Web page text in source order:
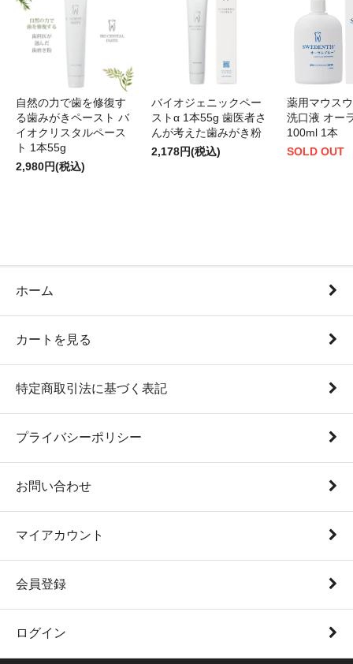
自然の力で歯を修復す
る歯みがきペースト バ
イオクリスタルペース
ト 1本55g
2,980円(税込)
バイオジェニックペー
ストα 1本55g 歯医者さ
んが考えた歯みがき粉
2,178円(税込)
薬用マウス
洗口液 オー
100ml 1本
SOLD OUT
ホーム
カートを見る
特定商取引法に基づく表記
プライバシーポリシー
お問い合わせ
マイアカウント
会員登録
ログイン